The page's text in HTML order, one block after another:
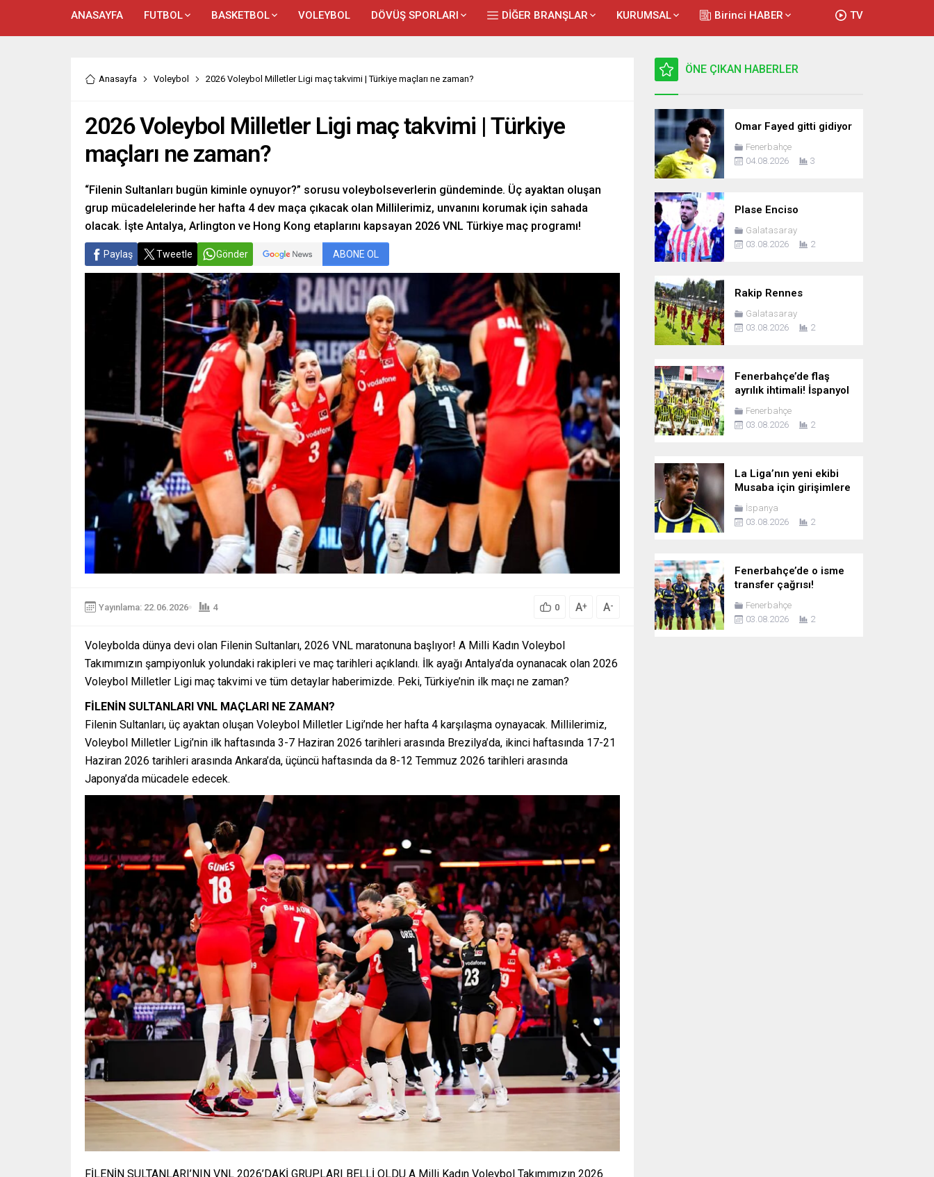
ANASAYFA FUTBOL BASKETBOL VOLEYBOL DÖVÜŞ SPORLARI DİĞER BRANŞLAR KURUMSAL Birinci HABER TV
Anasayfa Voleybol 2026 Voleybol Milletler Ligi maç takvimi | Türkiye maçları ne zaman?
2026 Voleybol Milletler Ligi maç takvimi | Türkiye
maçları ne zaman?
“Filenin Sultanları bugün kiminle oynuyor?” sorusu voleybolseverlerin gündeminde. Üç ayaktan oluşan
grup mücadelelerinde her hafta 4 dev maça çıkacak olan Millilerimiz, unvanını korumak için sahada
olacak. İşte Antalya, Arlington ve Hong Kong etaplarını kapsayan 2026 VNL Türkiye maç programı!
Paylaş Tweetle Gönder ABONE OL
Yayınlama: 22.06.2026 4 0 A+ A-
Voleybolda dünya devi olan Filenin Sultanları, 2026 VNL maratonuna başlıyor! A Milli Kadın Voleybol
Takımımızın şampiyonluk yolundaki rakipleri ve maç tarihleri açıklandı. İlk ayağı Antalya’da oynanacak olan 2026
Voleybol Milletler Ligi maç takvimi ve tüm detaylar haberimizde. Peki, Türkiye’nin ilk maçı ne zaman?
FİLENİN SULTANLARI VNL MAÇLARI NE ZAMAN?
Filenin Sultanları, üç ayaktan oluşan Voleybol Milletler Ligi’nde her hafta 4 karşılaşma oynayacak. Millilerimiz,
Voleybol Milletler Ligi’nin ilk haftasında 3-7 Haziran 2026 tarihleri arasında Brezilya’da, ikinci haftasında 17-21
Haziran 2026 tarihleri arasında Ankara’da, üçüncü haftasında da 8-12 Temmuz 2026 tarihleri arasında
Japonya’da mücadele edecek.
FİLENİN SULTANLARI’NIN VNL 2026’DAKİ GRUPLARI BELLİ OLDU A Milli Kadın Voleybol Takımımızın 2026
ÖNE ÇIKAN HABERLER
Omar Fayed gitti gidiyor
Fenerbahçe
04.08.2026
3
Plase Enciso
Galatasaray
03.08.2026
2
Rakip Rennes
Galatasaray
03.08.2026
2
Fenerbahçe’de flaş
ayrılık ihtimali! İspanyol
ekibi talip oldu
Fenerbahçe
03.08.2026
2
La Liga’nın yeni ekibi
Musaba için girişimlere
başladı
İspanya
03.08.2026
2
Fenerbahçe’de o isme
transfer çağrısı!
“Bonservisini al da gel”
Fenerbahçe
03.08.2026
2